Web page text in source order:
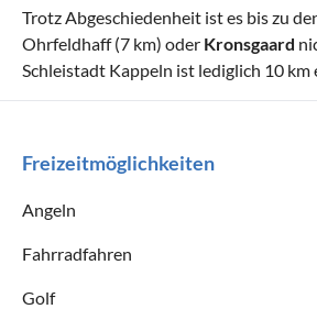
Trotz Abgeschiedenheit ist es bis zu
Ohrfeldhaff (7 km) oder Kronsgaard
Schleistadt Kappeln ist lediglich 10 km
Freizeitmöglichkeiten
Angeln
Fahrradfahren
Golf